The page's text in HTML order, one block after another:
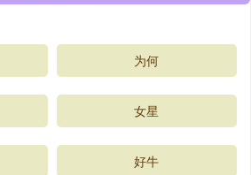
为何
女星
好牛